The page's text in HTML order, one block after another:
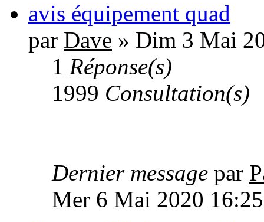
avis équipement quad
par Dave » Dim 3 Mai
1 Réponse(s)
1999 Consultation(s)
Dernier message par
Mer 6 Mai 2020 16:25